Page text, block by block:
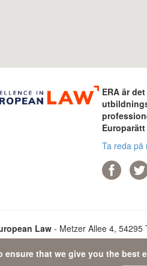
ensure that we give you the best
ERA är
Europarätt
Ta reda på
Law- Metzer Allee 4, 54295